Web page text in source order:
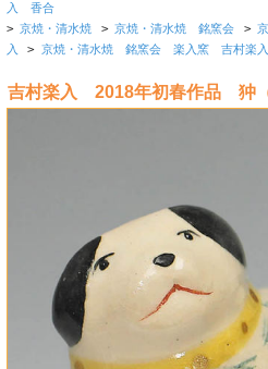
入 香合
> 京焼・清水焼 > 京焼・清水焼 銘窯会 >
入
> 京焼・清水焼 銘窯会 楽入窯 吉村楽
吉村楽入 2018年初春作品 狆